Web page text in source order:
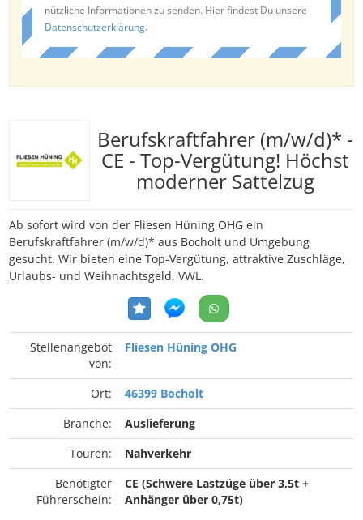
nützliche Informationen zu senden. Hier findest Du unsere
Datenschutzerklärung.
Berufskraftfahrer (m/w/d)* -
CE - Top-Vergütung! Höchst
moderner Sattelzug
Ab sofort wird von der Fliesen Hüning OHG ein
Berufskraftfahrer (m/w/d)* aus Bocholt und Umgebung
gesucht. Wir bieten eine Top-Vergütung, attraktive Zuschläge,
Urlaubs- und Weihnachtsgeld, VWL.
Stellenangebot
von:
Fliesen Hüning OHG
Ort:
46399 Bocholt
Branche:
Auslieferung
Touren:
Nahverkehr
Benötigter
Führerschein:
CE (Schwere Lastzüge über 3,5t +
Anhänger über 0,75t)